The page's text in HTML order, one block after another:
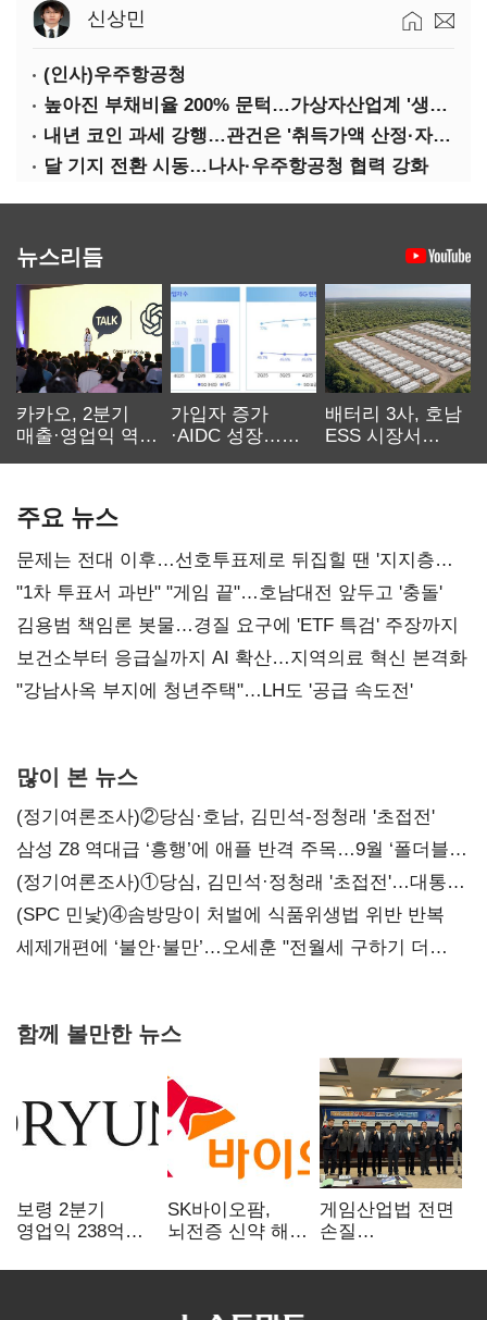
신상민
(인사)우주항공청
높아진 부채비율 200% 문턱…가상자산업계 '생존 시험대'
내년 코인 과세 강행…관건은 '취득가액 산정·자산 이동'
달 기지 전환 시동…나사·우주항공청 협력 강화
뉴스리듬
카카오, 2분기
매출·영업익 역대
가입자 증가
·AIDC 성장…
배터리 3사, 호남
ESS 시장서
주요 뉴스
문제는 전대 이후…선호투표제로 뒤집힐 땐 '지지층
불복'
"1차 투표서 과반" "게임 끝"…호남대전 앞두고 '충돌'
김용범 책임론 봇물…경질 요구에 'ETF 특검' 주장까지
보건소부터 응급실까지 AI 확산…지역의료 혁신 본격화
"강남사옥 부지에 청년주택"…LH도 '공급 속도전'
많이 본 뉴스
(정기여론조사)②당심·호남, 김민석-정청래 '초접전'
삼성 Z8 역대급 ‘흥행’에 애플 반격 주목…9월 ‘폴더블
대전’
(정기여론조사)①당심, 김민석·정청래 '초접전'…대통령
지지도 '50% 아래로'(종합)
(SPC 민낯)④솜방망이 처벌에 식품위생법 위반 반복
세제개편에 ‘불안·불만’…오세훈 "전월세 구하기 더
함께 볼만한 뉴스
보령 2분기
영업익 238억…
SK바이오팜,
뇌전증 신약 해외
차세대 신약 개발
게임산업법 전면
손질
규제 걷고